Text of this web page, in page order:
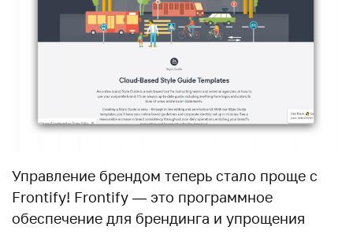
Управление брендом теперь стало проще с
Frontify! Frontify — это программное
обеспечение для брендинга и упрощения